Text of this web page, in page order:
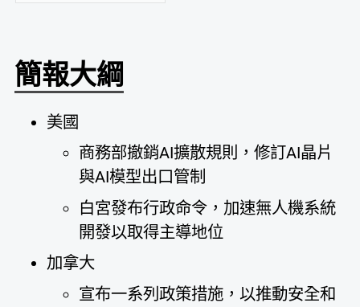
簡報大綱
美國
商務部撤銷AI擴散規則，修訂AI晶片
與AI模型出口管制
白宮發布行政命令，加速無人機系統
開發以取得主導地位
加拿大
宣布一系列政策措施，以推動安全和